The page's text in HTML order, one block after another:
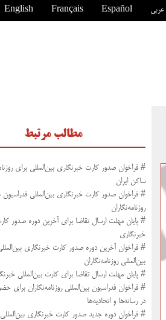
English Français Español عربی
مطالب مرتبط
# فراخوان صدور کارت خبرنگاری بین‌المللی برای
ساکن ایران
# فراخوان صدور کارت خبرنگاری بین‌المللی فدراسیون
روزنامه‌نگاران
# پایان مهلت ارسال تقاضا برای آخرین دوره صدور
خبرنگاری
# فراخوان آخرین دوره صدور کارت خبرنگاری
بین‌المللی روزنامه‌نگاران
# پایان مهلت ارسال تقاضا برای کارت بین‌المللی
# فراخوان فدراسیون بین‌المللی روزنامه‌نگاران برای
در رسانه‌ها و اتحادیه‌ها
# فراخوان دوره جدید صدور کارت خبرنگاری